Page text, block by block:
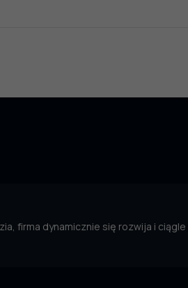
firma dynamicznie się rozwija i